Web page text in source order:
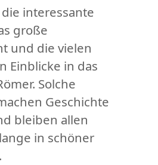
interessante
große
und die vielen
Einblicke in das
Solche
Geschichte
bleiben allen
in schöner